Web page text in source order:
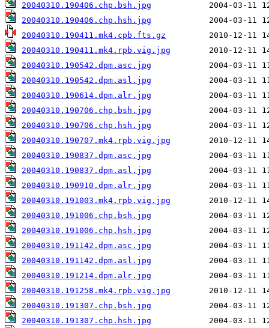
20040310.190406.chp.bsh.jpg
20040310.190406.chp.hsh.jpg
20040310.190411.mk4.cpb.fts.gz
20040310.190411.mk4.rpb.vig.jpg
20040310.190542.dpm.asc.jpg
20040310.190542.dpm.asl.jpg
20040310.190614.dpm.alr.jpg
20040310.190706.chp.bsh.jpg
20040310.190706.chp.hsh.jpg
20040310.190707.mk4.rpb.vig.jpg
20040310.190837.dpm.asc.jpg
20040310.190837.dpm.asl.jpg
20040310.190910.dpm.alr.jpg
20040310.191003.mk4.rpb.vig.jpg
20040310.191006.chp.bsh.jpg
20040310.191006.chp.hsh.jpg
20040310.191142.dpm.asc.jpg
20040310.191142.dpm.asl.jpg
20040310.191214.dpm.alr.jpg
20040310.191258.mk4.rpb.vig.jpg
20040310.191307.chp.bsh.jpg
20040310.191307.chp.hsh.jpg